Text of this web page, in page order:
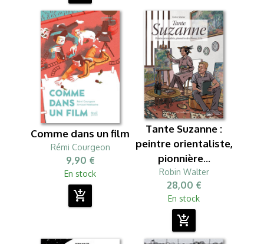
Comme dans un film
Rémi Courgeon
9,90 €
En stock
add_shopping_cart
Tante Suzanne :
peintre orientaliste,
pionnière...
Robin Walter
28,00 €
En stock
add_shopping_cart